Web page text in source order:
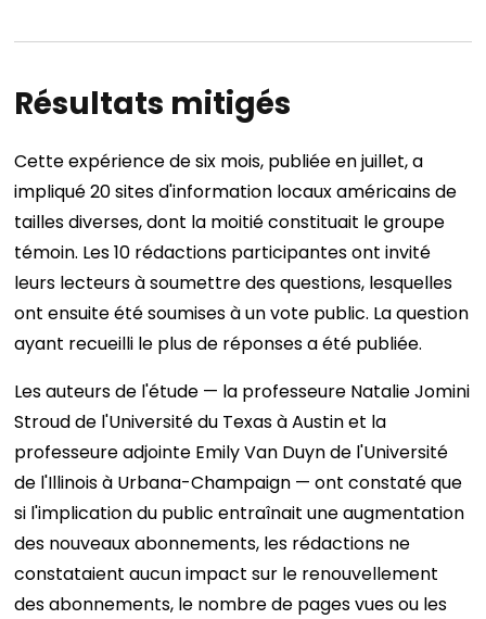
Résultats mitigés
Cette expérience de six mois, publiée en juillet, a
impliqué 20 sites d'information locaux américains de
tailles diverses, dont la moitié constituait le groupe
témoin. Les 10 rédactions participantes ont invité
leurs lecteurs à soumettre des questions, lesquelles
ont ensuite été soumises à un vote public. La question
ayant recueilli le plus de réponses a été publiée.
Les auteurs de l'étude — la professeure Natalie Jomini
Stroud de l'Université du Texas à Austin et la
professeure adjointe Emily Van Duyn de l'Université
de l'Illinois à Urbana-Champaign — ont constaté que
si l'implication du public entraînait une augmentation
des nouveaux abonnements, les rédactions ne
constataient aucun impact sur le renouvellement
des abonnements, le nombre de pages vues ou les